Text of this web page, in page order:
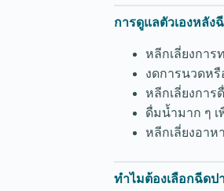
การดูแลตัวเองหลัง
หลีกเลี่ยงกา
งดการนวดห
หลีกเลี่ยงการ
ดื่มน้ำมาก ๆ
หลีกเลี่ยงอาห
ทำไมต้องเลือกฉีดป